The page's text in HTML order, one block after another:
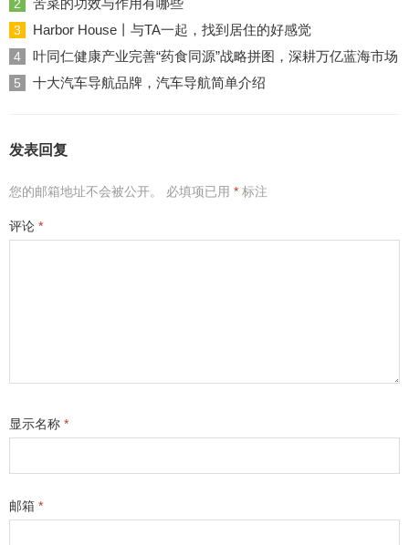
2 苦菜的功效与作用有哪些
3 Harbor House丨与TA一起，找到居住的好感觉
4 叶同仁健康产业完善“药食同源”战略拼图，深耕万亿蓝海市场
5 十大汽车导航品牌，汽车导航简单介绍
发表回复
您的邮箱地址不会被公开。 必填项已用 * 标注
评论 *
显示名称 *
邮箱 *